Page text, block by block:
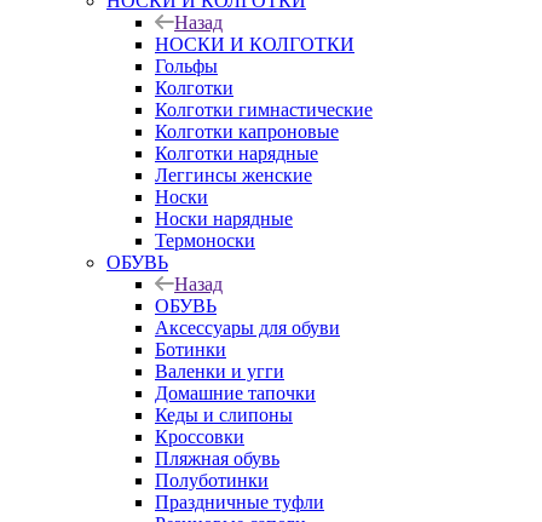
Назад
НОСКИ И КОЛГОТКИ
Гольфы
Колготки
Колготки гимнастические
Колготки капроновые
Колготки нарядные
Леггинсы женские
Носки
Носки нарядные
Термоноски
ОБУВЬ
Назад
ОБУВЬ
Аксессуары для обуви
Ботинки
Валенки и угги
Домашние тапочки
Кеды и слипоны
Кроссовки
Пляжная обувь
Полуботинки
Праздничные туфли